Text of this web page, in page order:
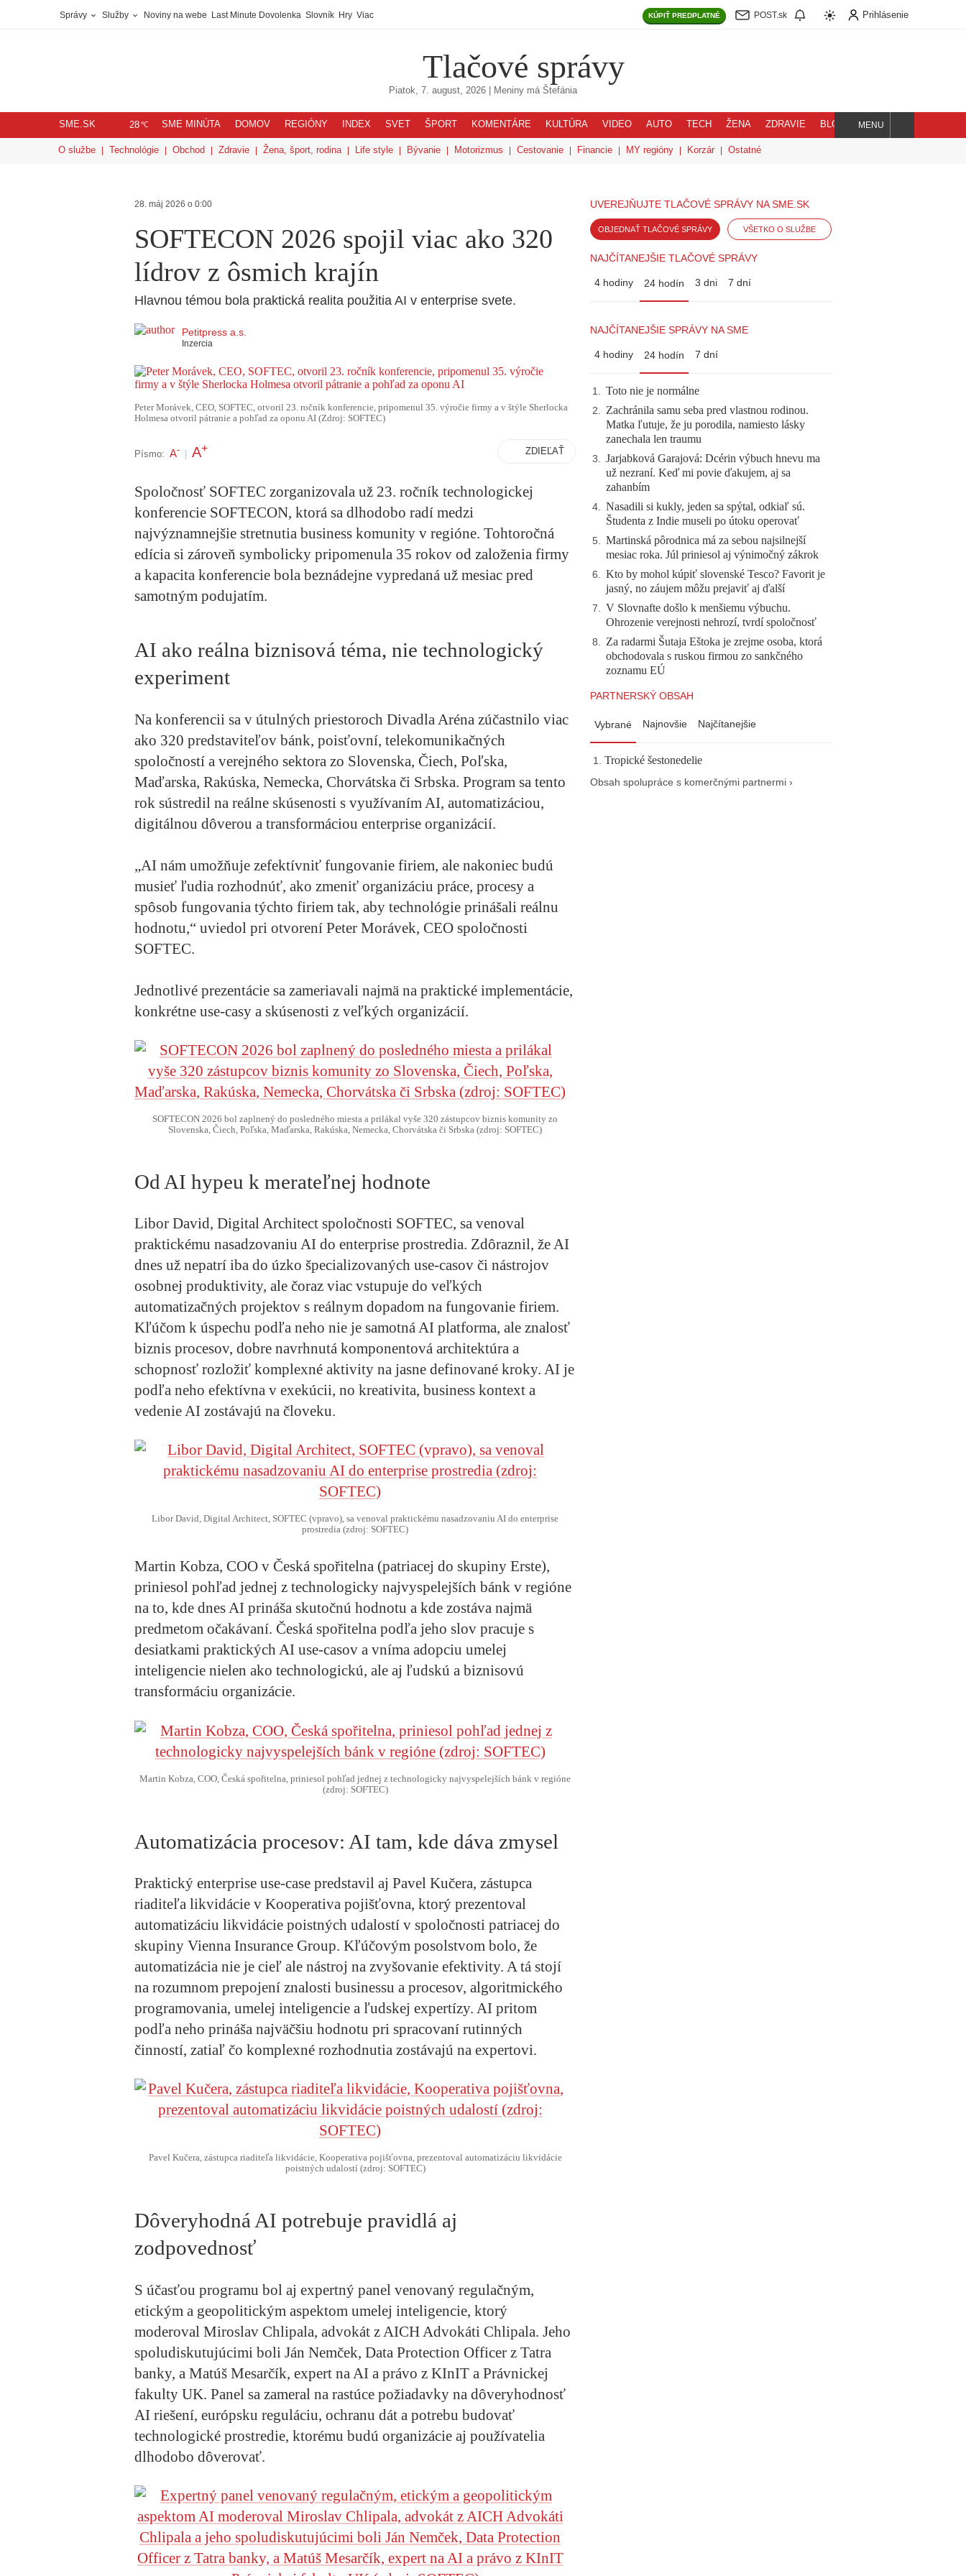
Správy Služby Noviny na webe Last Minute Dovolenka Slovník Hry Viac KÚPIŤ PREDPLATNÉ POST.sk Prihlásenie
Tlačové správy
Piatok, 7. august, 2026 | Meniny má Štefánia
SME.SK 28℃ SME MINÚTA DOMOV REGIÓNY INDEX SVET ŠPORT KOMENTÁRE KULTÚRA VIDEO AUTO TECH ŽENA ZDRAVIE BLOG
Hľadaj
MENU
O službe Technológie Obchod Zdravie Žena, šport, rodina Life style Bývanie Motorizmus Cestovanie Financie MY regióny Korzár Ostatné
28. máj 2026 o 0:00
SOFTECON 2026 spojil viac ako 320
lídrov z ôsmich krajín
Hlavnou témou bola praktická realita použitia AI v enterprise svete.
Petitpress a.s.
Inzercia
Peter Morávek, CEO, SOFTEC, otvoril 23. ročník konferencie, pripomenul 35. výročie firmy a v štýle Sherlocka
Holmesa otvoril pátranie a pohľad za oponu AI (Zdroj: SOFTEC)
Písmo: A- A+ ZDIEĽAŤ
Spoločnosť SOFTEC zorganizovala už 23. ročník technologickej
konferencie SOFTECON, ktorá sa dlhodobo radí medzi
najvýznamnejšie stretnutia business komunity v regióne. Tohtoročná
edícia si zároveň symbolicky pripomenula 35 rokov od založenia firmy
a kapacita konferencie bola beznádejne vypredaná už mesiac pred
samotným podujatím.
AI ako reálna biznisová téma, nie technologický
experiment
Na konferencii sa v útulných priestoroch Divadla Aréna zúčastnilo viac
ako 320 predstaviteľov bánk, poisťovní, telekomunikačných
spoločností a verejného sektora zo Slovenska, Čiech, Poľska,
Maďarska, Rakúska, Nemecka, Chorvátska či Srbska. Program sa tento
rok sústredil na reálne skúsenosti s využívaním AI, automatizáciou,
digitálnou dôverou a transformáciou enterprise organizácií.
„AI nám umožňuje zefektívniť fungovanie firiem, ale nakoniec budú
musieť ľudia rozhodnúť, ako zmeniť organizáciu práce, procesy a
spôsob fungovania týchto firiem tak, aby technológie prinášali reálnu
hodnotu,“ uviedol pri otvorení Peter Morávek, CEO spoločnosti
SOFTEC.
Jednotlivé prezentácie sa zameriavali najmä na praktické implementácie,
konkrétne use-casy a skúsenosti z veľkých organizácií.
SOFTECON 2026 bol zaplnený do posledného miesta a prilákal vyše 320 zástupcov biznis komunity zo
Slovenska, Čiech, Poľska, Maďarska, Rakúska, Nemecka, Chorvátska či Srbska (zdroj: SOFTEC)
Od AI hypeu k merateľnej hodnote
Libor David, Digital Architect spoločnosti SOFTEC, sa venoval
praktickému nasadzovaniu AI do enterprise prostredia. Zdôraznil, že AI
dnes už nepatrí iba do úzko špecializovaných use-casov či nástrojov
osobnej produktivity, ale čoraz viac vstupuje do veľkých
automatizačných projektov s reálnym dopadom na fungovanie firiem.
Kľúčom k úspechu podľa neho nie je samotná AI platforma, ale znalosť
biznis procesov, dobre navrhnutá komponentová architektúra a
schopnosť rozložiť komplexné aktivity na jasne definované kroky. AI je
podľa neho efektívna v exekúcii, no kreativita, business kontext a
vedenie AI zostávajú na človeku.
Libor David, Digital Architect, SOFTEC (vpravo), sa venoval praktickému nasadzovaniu AI do enterprise
prostredia (zdroj: SOFTEC)
Martin Kobza, COO v Česká spořitelna (patriacej do skupiny Erste),
priniesol pohľad jednej z technologicky najvyspelejších bánk v regióne
na to, kde dnes AI prináša skutočnú hodnotu a kde zostáva najmä
predmetom očakávaní. Česká spořitelna podľa jeho slov pracuje s
desiatkami praktických AI use-casov a vníma adopciu umelej
inteligencie nielen ako technologickú, ale aj ľudskú a biznisovú
transformáciu organizácie.
Martin Kobza, COO, Česká spořitelna, priniesol pohľad jednej z technologicky najvyspelejších bánk v regióne
(zdroj: SOFTEC)
Automatizácia procesov: AI tam, kde dáva zmysel
Praktický enterprise use-case predstavil aj Pavel Kučera, zástupca
riaditeľa likvidácie v Kooperativa pojišťovna, ktorý prezentoval
automatizáciu likvidácie poistných udalostí v spoločnosti patriacej do
skupiny Vienna Insurance Group. Kľúčovým posolstvom bolo, že
automatizácia nie je cieľ ale nástroj na zvyšovanie efektivity. A tá stojí
na rozumnom prepojení znalosti businessu a procesov, algoritmického
programovania, umelej inteligencie a ľudskej expertízy. AI pritom
podľa neho prináša najväčšiu hodnotu pri spracovaní rutinných
činností, zatiaľ čo komplexné rozhodnutia zostávajú na expertovi.
Pavel Kučera, zástupca riaditeľa likvidácie, Kooperativa pojišťovna, prezentoval automatizáciu likvidácie
poistných udalostí (zdroj: SOFTEC)
Dôveryhodná AI potrebuje pravidlá aj
zodpovednosť
S účasťou programu bol aj expertný panel venovaný regulačným,
etickým a geopolitickým aspektom umelej inteligencie, ktorý
moderoval Miroslav Chlipala, advokát z AICH Advokáti Chlipala. Jeho
spoludiskutujúcimi boli Ján Nemček, Data Protection Officer z Tatra
banky, a Matúš Mesarčík, expert na AI a právo z KInIT a Právnickej
fakulty UK. Panel sa zameral na rastúce požiadavky na dôveryhodnosť
AI riešení, európsku reguláciu, ochranu dát a potrebu budovať
technologické prostredie, ktorému budú organizácie aj používatelia
dlhodobo dôverovať.
UVEREJŇUJTE TLAČOVÉ SPRÁVY NA SME.SK
OBJEDNAŤ TLAČOVÉ SPRÁVY VŠETKO O SLUŽBE
NAJČÍTANEJŠIE TLAČOVÉ SPRÁVY
4 hodiny 24 hodín 3 dni 7 dní
NAJČÍTANEJŠIE SPRÁVY NA SME
4 hodiny 24 hodín 7 dní
1. Toto nie je normálne
2. Zachránila samu seba pred vlastnou rodinou.
Matka ľutuje, že ju porodila, namiesto lásky
zanechala len traumu
3. Jarjabková Garajová: Dcérin výbuch hnevu ma
už nezraní. Keď mi povie ďakujem, aj sa
zahanbím
4. Nasadili si kukly, jeden sa spýtal, odkiaľ sú.
Študenta z Indie museli po útoku operovať
5. Martinská pôrodnica má za sebou najsilnejší
mesiac roka. Júl priniesol aj výnimočný zákrok
6. Kto by mohol kúpiť slovenské Tesco? Favorit je
jasný, no záujem môžu prejaviť aj ďalší
7. V Slovnafte došlo k menšiemu výbuchu.
Ohrozenie verejnosti nehrozí, tvrdí spoločnosť
8. Za radarmi Šutaja Eštoka je zrejme osoba, ktorá
obchodovala s ruskou firmou zo sankčného
zoznamu EÚ
PARTNERSKÝ OBSAH
Vybrané Najnovšie Najčítanejšie
Tropické šestonedelie
Obsah spolupráce s komerčnými partnermi ›